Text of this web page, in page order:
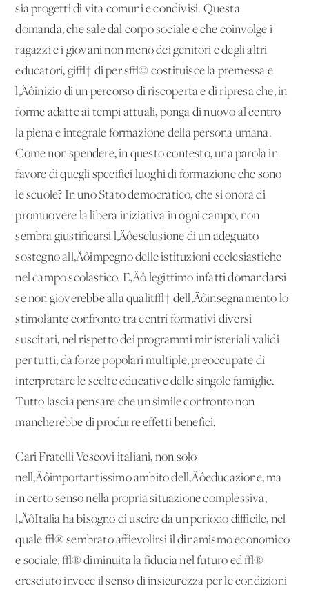
sia progetti di vita comuni e condivisi. Questa
domanda, che sale dal corpo sociale e che coinvolge i
ragazzi e i giovani non meno dei genitori e degli altri
educatori, gi√† di per s√© costituisce la premessa e
l‚Äôinizio di un percorso di riscoperta e di ripresa che, in
forme adatte ai tempi attuali, ponga di nuovo al centro
la piena e integrale formazione della persona umana.
Come non spendere, in questo contesto, una parola in
favore di quegli specifici luoghi di formazione che sono
le scuole? In uno Stato democratico, che si onora di
promuovere la libera iniziativa in ogni campo, non
sembra giustificarsi l‚Äôesclusione di un adeguato
sostegno all‚Äôimpegno delle istituzioni ecclesiastiche
nel campo scolastico. E‚Äô legittimo infatti domandarsi
se non gioverebbe alla qualit√† dell‚Äôinsegnamento lo
stimolante confronto tra centri formativi diversi
suscitati, nel rispetto dei programmi ministeriali validi
per tutti, da forze popolari multiple, preoccupate di
interpretare le scelte educative delle singole famiglie.
Tutto lascia pensare che un simile confronto non
mancherebbe di produrre effetti benefici.
Cari Fratelli Vescovi italiani, non solo
nell‚Äôimportantissimo ambito dell‚Äôeducazione, ma
in certo senso nella propria situazione complessiva,
l‚ÄôItalia ha bisogno di uscire da un periodo difficile, nel
quale √® sembrato affievolirsi il dinamismo economico
e sociale, √® diminuita la fiducia nel futuro ed √®
cresciuto invece il senso di insicurezza per le condizioni